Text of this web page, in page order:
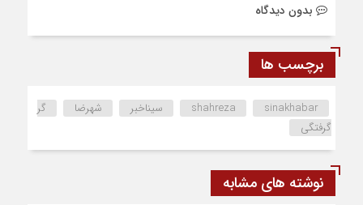
بدون دیدگاه
برچسب ها
shahreza sinakhabar سیناخبر شهرضا
گر
گرفتگی
نوشته های مشابه